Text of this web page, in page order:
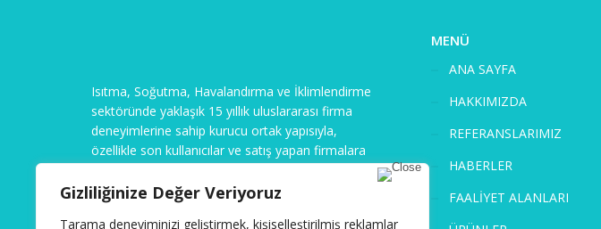
Gizliliğinize Değer Veriyoruz
Tarama deneyiminizi geliştirmek, kişiselleştirilmiş reklamlar
Isıtma, Soğutma, Havalandırma ve İklimlendirme
sektöründe yaklaşık 15 yıllık uluslararası firma
deneyimlerine sahip kurucu ortak yapısıyla,
özellikle son kullanıcılar ve satış yapan firmalara
Fantilatör’ü döndürmeye başladık.
Gizlilik ve Güvenlik
MENÜ
ANA SAYFA
HAKKIMIZDA
REFERANSLARIMIZ
HABERLER
FAALİYET ALANLARI